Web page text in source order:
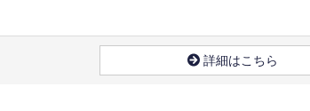
詳細はこちら